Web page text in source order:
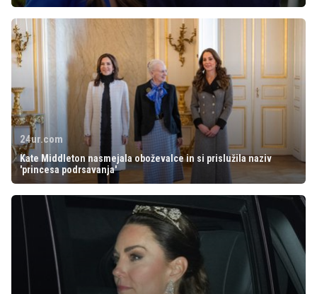
24ur.com
Kate Middleton nasmejala oboževalce in si prislužila naziv
'princesa podrsavanja'